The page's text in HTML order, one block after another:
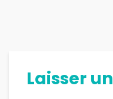
Laisser